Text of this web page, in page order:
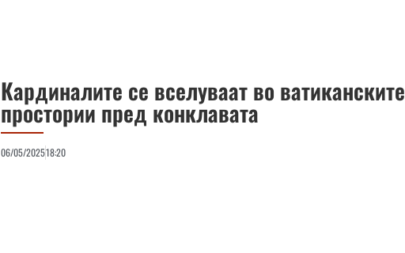
Кардиналите се вселуваат во ватиканските
простории пред конклавата
06/05/202518:20